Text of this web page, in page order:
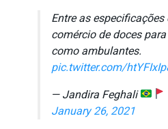
Entre as
comércio de doces
como ambulantes.
pic.twitter.com/
— Jandira Feghali
January 26, 2021